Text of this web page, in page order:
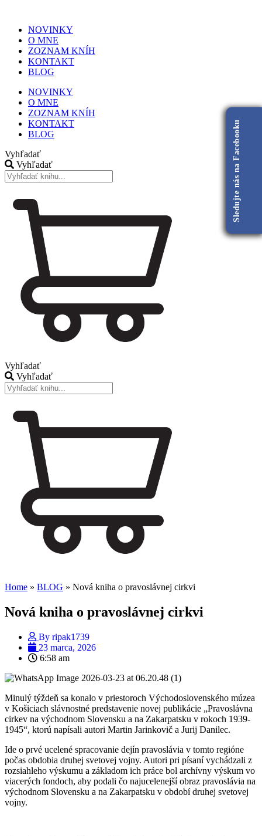
NOVINKY
O MNE
ZOZNAM KNÍH
KONTAKT
BLOG
NOVINKY
O MNE
ZOZNAM KNÍH
KONTAKT
BLOG
Vyhľadať
Vyhľadať
Vyhľadať
Vyhľadať
Home » BLOG » Nová kniha o pravoslávnej cirkvi
Nová kniha o pravoslávnej cirkvi
By ripak1739
23 marca, 2026
6:58 am
Minulý týždeň sa konalo v priestoroch Východoslovenského múzea
v Košiciach slávnostné predstavenie novej publikácie „Pravoslávna
cirkev na východnom Slovensku a na Zakarpatsku v rokoch 1939-
1945“, ktorú napísali autori Martin Jarinkovič a Jurij Danilec.
Ide o prvé ucelené spracovanie dejín pravoslávia v tomto regióne
počas obdobia druhej svetovej vojny. Autori pri písaní vychádzali z
rozsiahleho výskumu a základom ich práce bol archívny výskum vo
viacerých fondoch, aby podali čo najucelenejší obraz pravoslávia na
východnom Slovensku a na Zakarpatsku v období druhej svetovej
vojny.
Sledujte nás na Facebooku